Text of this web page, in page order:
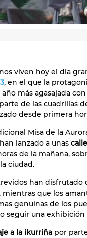
viven hoy el día
, en el que la
más agasajada con
de las cuadrillas
desde primera
Misa de la
lanzado a unas
de la mañana,
ciudad.
han disfrutado
mientras que los
genuinas de los
seguir una exhibición
a la ikurriña por